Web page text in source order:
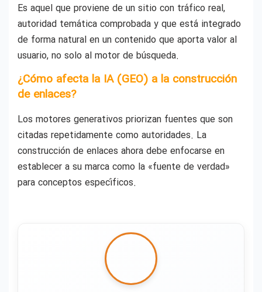
Es aquel que proviene de un sitio con tráfico real,
autoridad temática comprobada y que está integrado
de forma natural en un contenido que aporta valor al
usuario, no solo al motor de búsqueda.
¿Cómo afecta la IA (GEO) a la construcción
de enlaces?
Los motores generativos priorizan fuentes que son
citadas repetidamente como autoridades. La
construcción de enlaces ahora debe enfocarse en
establecer a su marca como la «fuente de verdad»
para conceptos específicos.